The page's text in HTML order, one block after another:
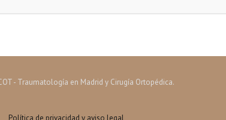
- Traumatología en Madrid y Cirugía Ortopédica.
Política de privacidad y aviso legal